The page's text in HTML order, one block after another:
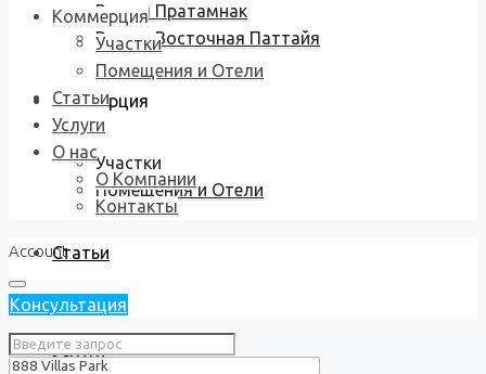
Виллы Пратамнак
Виллы Восточная Паттайя
Коммерция
Участки
Помещения и Отели
Статьи
Услуги
Коммерция
Участки
Помещения и Отели
Статьи
Услуги
О нас
О Компании
Контакты
Account
Консультация